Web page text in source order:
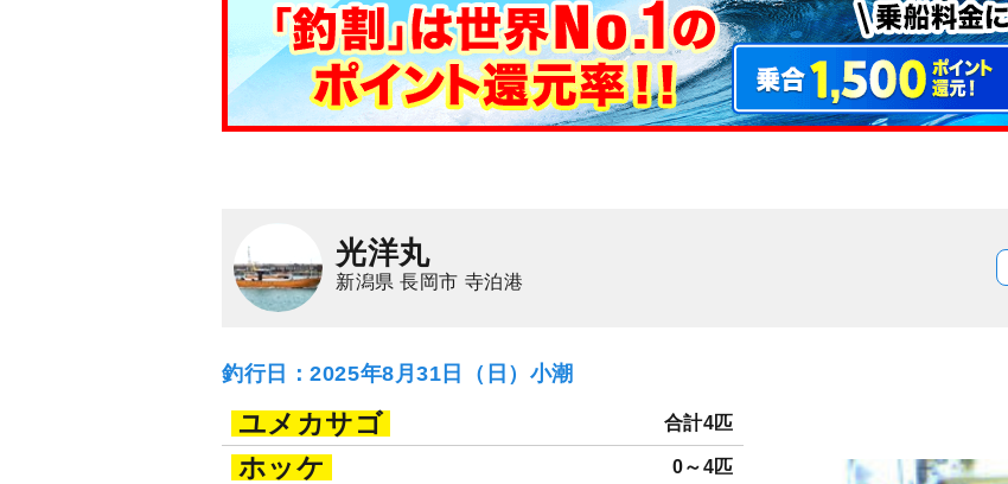
光洋丸
新潟県 長岡市 寺泊港
釣行日：2025年8月31日（日）小潮
ユメカサゴ 合計4匹
ホッケ 0～4匹